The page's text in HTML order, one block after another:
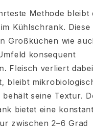
Methode bleibt
Kühlschrank.
Großküchen wie
konsequent
Fleisch verliert dabei
bleibt
behält seine Textur.
bietet eine
zwischen 2–6 Grad